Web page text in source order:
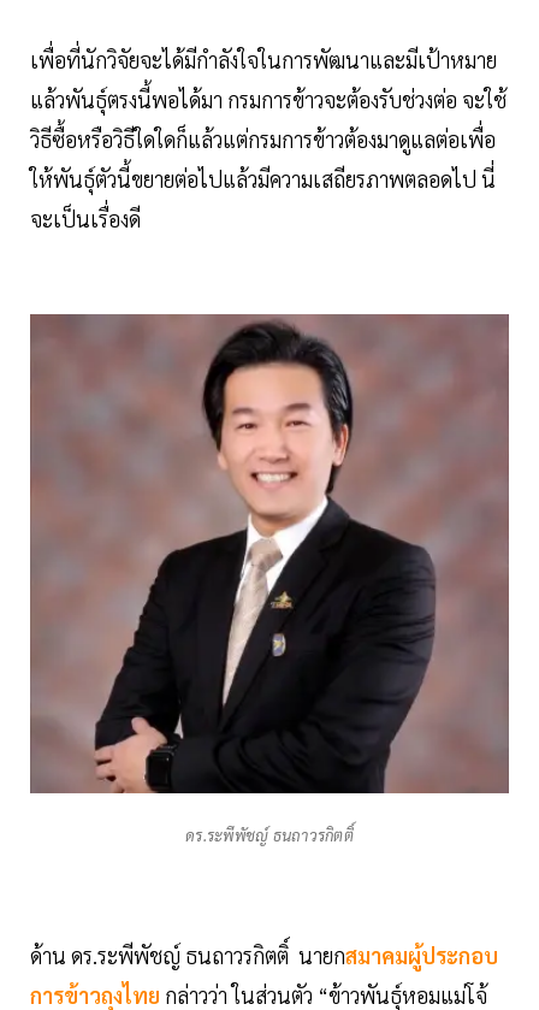
เพื่อที่นักวิจัยจะได้มีกำลังใจในการพัฒนาและมีเป้าหมาย
แล้วพันธุ์ตรงนี้พอได้มา กรมการข้าวจะต้องรับช่วงต่อ จะใช้
วิธีซื้อหรือวิธีใดใดก็แล้วแต่กรมการข้าวต้องมาดูแลต่อเพื่อ
ให้พันธุ์ตัวนี้ขยายต่อไปแล้วมีความเสถียรภาพตลอดไป นี่
จะเป็นเรื่องดี
ดร.ระพีพัชญ์ ธนถาวรกิตติ์
ด้าน ดร.ระพีพัชญ์ ธนถาวรกิตติ์ นายกสมาคมผู้ประกอบ
การข้าวถุงไทย กล่าวว่า ในส่วนตัว “ข้าวพันธุ์หอมแม่โจ้